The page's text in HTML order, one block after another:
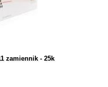
zamiennik - 25k